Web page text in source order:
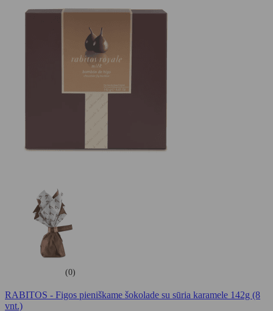
(0)
RABITOS - Figos pieniškame šokolade su sūria karamele 142g (8
vnt.)